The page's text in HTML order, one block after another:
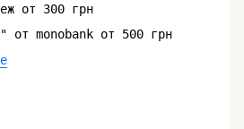
от 300 грн
от monobank от 500 грн